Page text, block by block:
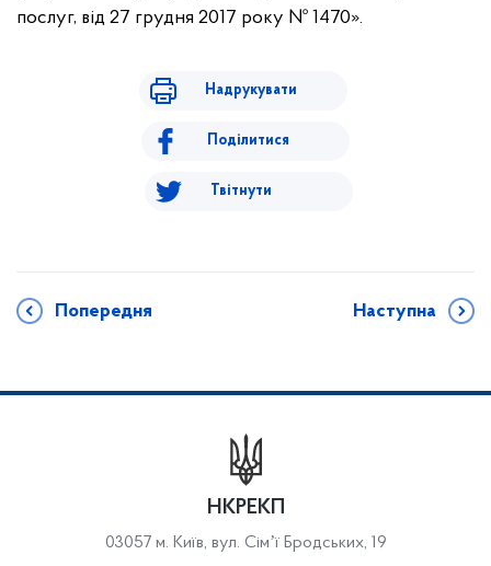
послуг, від 27 грудня 2017 року № 1470».
Надрукувати
Поділитися
Твітнути
Попередня Наступна
НКРЕКП
03057 м. Київ, вул. Сімʼї Бродських, 19